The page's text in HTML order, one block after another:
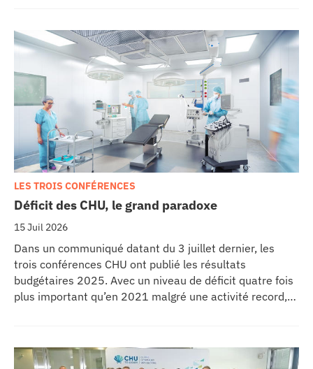
Déficit des CHU, le grand paradoxe
15 Juil 2026
LES TROIS CONFÉRENCES
Dans un communiqué datant du 3 juillet dernier, les
trois conférences CHU ont publié les résultats
budgétaires 2025. Avec un niveau de déficit quatre fois
plus important qu’en 2021 malgré une activité record,